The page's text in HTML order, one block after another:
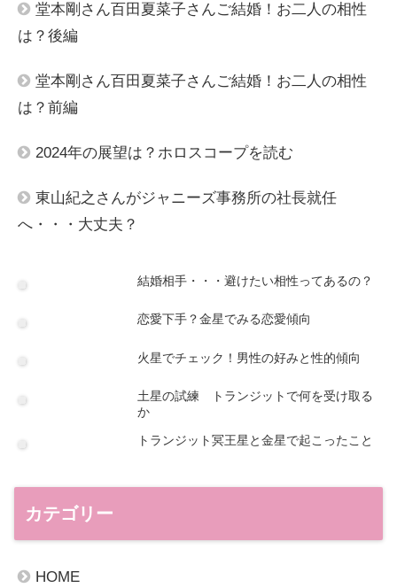
堂本剛さん百田夏菜子さんご結婚！お二人の相性
は？後編
堂本剛さん百田夏菜子さんご結婚！お二人の相性
は？前編
2024年の展望は？ホロスコープを読む
東山紀之さんがジャニーズ事務所の社長就任
へ・・・大丈夫？
結婚相手・・・避けたい相性ってあるの？
恋愛下手？金星でみる恋愛傾向
火星でチェック！男性の好みと性的傾向
土星の試練 トランジットで何を受け取る
か
トランジット冥王星と金星で起こったこと
カテゴリー
HOME